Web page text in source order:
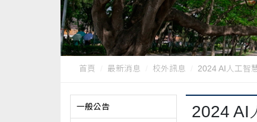
首頁 最新消息 校外訊息 2024 AI人工智
一般公告 2024 AI